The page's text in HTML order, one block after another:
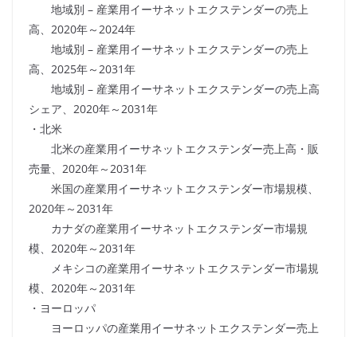
地域別 – 産業用イーサネットエクステンダーの売上
高、2020年～2024年
地域別 – 産業用イーサネットエクステンダーの売上
高、2025年～2031年
地域別 – 産業用イーサネットエクステンダーの売上高
シェア、2020年～2031年
・北米
北米の産業用イーサネットエクステンダー売上高・販
売量、2020年～2031年
米国の産業用イーサネットエクステンダー市場規模、
2020年～2031年
カナダの産業用イーサネットエクステンダー市場規
模、2020年～2031年
メキシコの産業用イーサネットエクステンダー市場規
模、2020年～2031年
・ヨーロッパ
ヨーロッパの産業用イーサネットエクステンダー売上